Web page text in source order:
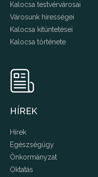
Kalocsa testvérvárosai
Városunk hírességei
Kalocsa kitüntetései
Kalocsa története
HÍREK
Hírek
Egészségügy
Önkormányzat
Oktatás